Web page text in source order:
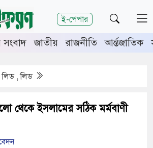
ই-পেপার
গণমিছিল
চুয়াডাঙ্গায়
ইসলাম
সংবাদ জাতীয় রাজনীতি আর্ন্তজাতিক
লিড , লিড
থেকে ইসলামের সঠিক মর্মবাণী